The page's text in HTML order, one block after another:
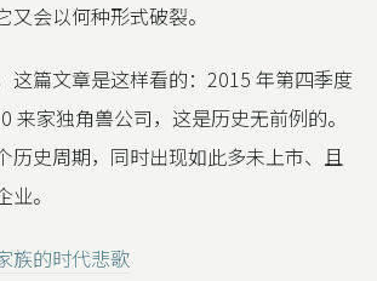
又会以何种形式破裂。
这篇文章是这样看的：2015 年第四季度
来家独角兽公司，这是历史无前例的。
历史周期，同时出现如此多未上市、且
。
族的时代悲歌